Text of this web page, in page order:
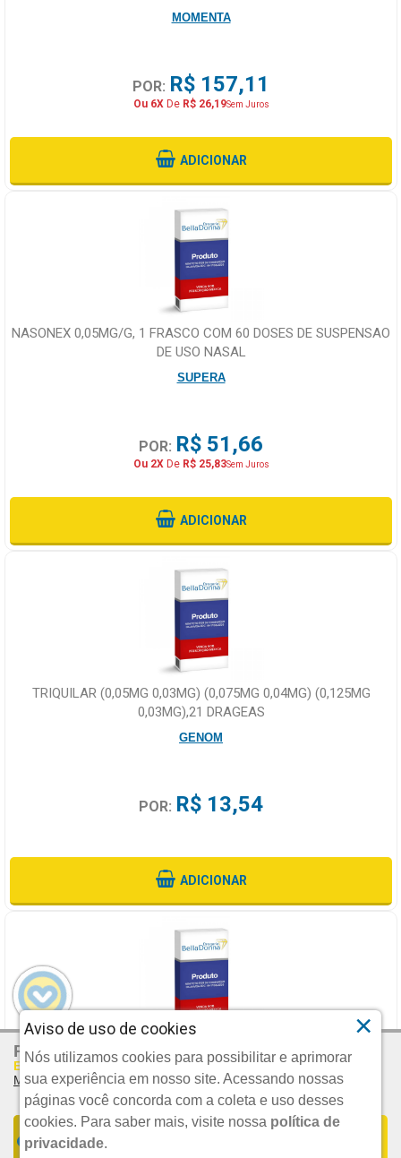
Por: R$ 74,25
Em Até 3x De R$ 24,75 S/juros
Mais Parcelamentos
FORMAS DE PARCELAMENTO
MOMENTA
POR: R$ 157,11
Ou 6XDe R$ 26,19Sem Juros
ADICIONAR
NASONEX 0,05MG/G, 1 FRASCO COM 60 DOSES DE SUSPENSAO
DE USO NASAL
SUPERA
POR: R$ 51,66
Ou 2XDe R$ 25,83Sem Juros
ADICIONAR
TRIQUILAR (0,05MG 0,03MG) (0,075MG 0,04MG) (0,125MG
0,03MG),21 DRAGEAS
GENOM
POR: R$ 13,54
ADICIONAR
MESIGYNA 50MG/ML 5MG 1ML 1 AGULHA
BAYER SA
Aviso de uso de cookies
Nós utilizamos cookies para possibilitar e aprimorar
sua experiência em nosso site. Acessando nossas
páginas você concorda com a coleta e uso desses
cookies. Para saber mais, visite nossa política de
privacidade.
×